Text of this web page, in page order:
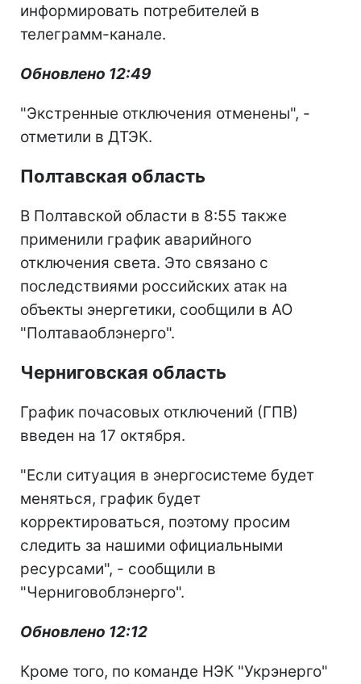
информировать потребителей в
телеграмм-канале.
Обновлено 12:49
"Экстренные отключения отменены", -
отметили в ДТЭК.
Полтавская область
В Полтавской области в 8:55 также
применили график аварийного
отключения света. Это связано с
последствиями российских атак на
объекты энергетики, сообщили в АО
"Полтаваоблэнерго".
Черниговская область
График почасовых отключений (ГПВ)
введен на 17 октября.
"Если ситуация в энергосистеме будет
меняться, график будет
корректироваться, поэтому просим
следить за нашими официальными
ресурсами", - сообщили в
"Черниговоблэнерго".
Обновлено 12:12
Кроме того, по команде НЭК "Укрэнерго"